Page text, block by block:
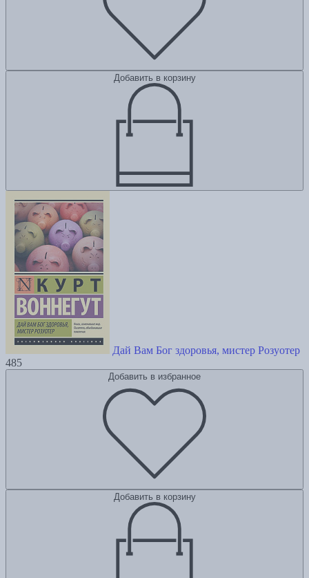
Добавить в корзину
Дай Вам Бог здоровья, мистер Розуотер
485
Добавить в избранное
Добавить в корзину